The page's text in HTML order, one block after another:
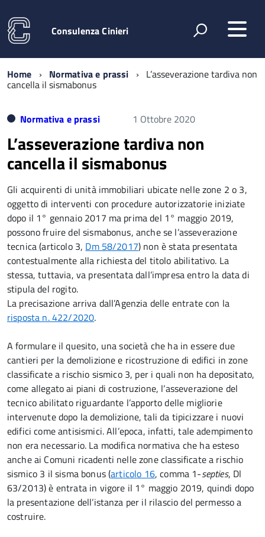
Consulenza Cinieri
Home Normativa e prassi L’asseverazione tardiva non
cancella il sismabonus
Normativa e prassi 1 Ottobre 2020
L’asseverazione tardiva non
cancella il sismabonus
Gli acquirenti di unità immobiliari ubicate nelle zone 2 o 3,
oggetto di interventi con procedure autorizzatorie iniziate
dopo il 1° gennaio 2017 ma prima del 1° maggio 2019,
possono fruire del sismabonus, anche se l’asseverazione
tecnica (articolo 3, Dm 58/2017) non è stata presentata
contestualmente alla richiesta del titolo abilitativo. La
stessa, tuttavia, va presentata dall’impresa entro la data di
stipula del rogito.
La precisazione arriva dall’Agenzia delle entrate con la
risposta n. 422/2020.
A formulare il quesito, una società che ha in essere due
cantieri per la demolizione e ricostruzione di edifici in zone
classificate a rischio sismico 3, per i quali non ha depositato,
come allegato ai piani di costruzione, l’asseverazione del
tecnico abilitato riguardante l’apporto delle migliorie
intervenute dopo la demolizione, tali da tipicizzare i nuovi
edifici come antisismici. All’epoca, infatti, tale adempimento
non era necessario. La modifica normativa che ha esteso
anche ai Comuni ricadenti nelle zone classificate a rischio
sismico 3 il sisma bonus (articolo 16, comma 1-septies, Dl
63/2013) è entrata in vigore il 1° maggio 2019, quindi dopo
la presentazione dell’istanza per il rilascio del permesso a
costruire.